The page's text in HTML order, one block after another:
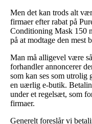
Men det kan trods alt
firmaer efter rabat på
Conditioning Mask 150
på at modtage den mest
Man må alligevel være
forhandler annoncerer
som kan ses som utrolig
en uærlig e-butik.
under et regelsæt, som
firmaer.
Generelt foreslår vi